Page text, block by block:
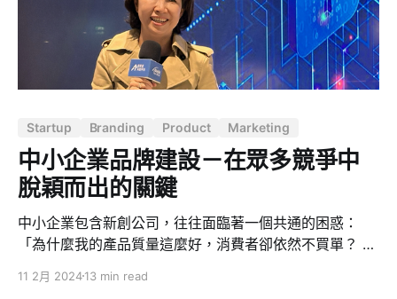
Startup Branding Product Marketing
中小企業品牌建設－在眾多競爭中
脫穎而出的關鍵
中小企業包含新創公司，往往面臨著一個共通的困惑：
「為什麼我的產品質量這麼好，消費者卻依然不買單？ 」
市場的基本門檻，而非終點。如果消費者不清楚您是誰、
11 2月 202413 min read